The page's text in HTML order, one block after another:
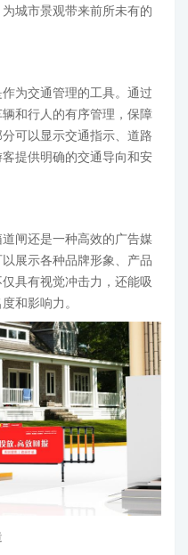
城市景观带来前所未有的
为交通管理的工具。通过
和行人的有序管理，保障
可以显示交通指示、道路
提供明确的交通导向和安
闸还是一种高效的广告媒
展示各种品牌形象、产品
具有视觉冲击力，还能吸
和影响力。